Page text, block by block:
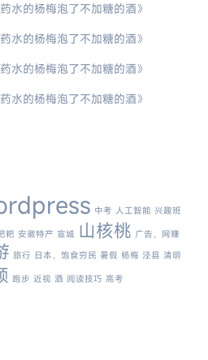
水的杨梅泡了不加糖的酒》
水的杨梅泡了不加糖的酒》
水的杨梅泡了不加糖的酒》
水的杨梅泡了不加糖的酒》
中考 人工智能 兴趣班
粑 安徽特产 宣城 山核桃 广告，网赚
旅行 日本，饱食穷民 暑假 杨梅 泾县 清明
跑步 近视 酒 阅读技巧 高考